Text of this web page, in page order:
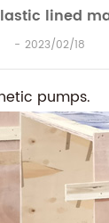
lined
2023/02/18
pumps.